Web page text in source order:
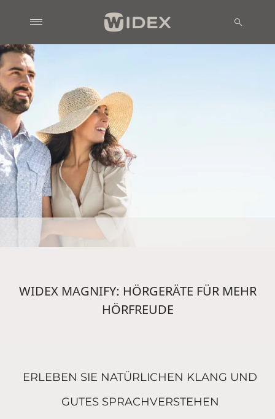
WIDEX MAGNIFY: HÖRGERÄTE FÜR MEHR
HÖRFREUDE
ERLEBEN SIE NATÜRLICHEN KLANG UND
GUTES SPRACHVERSTEHEN